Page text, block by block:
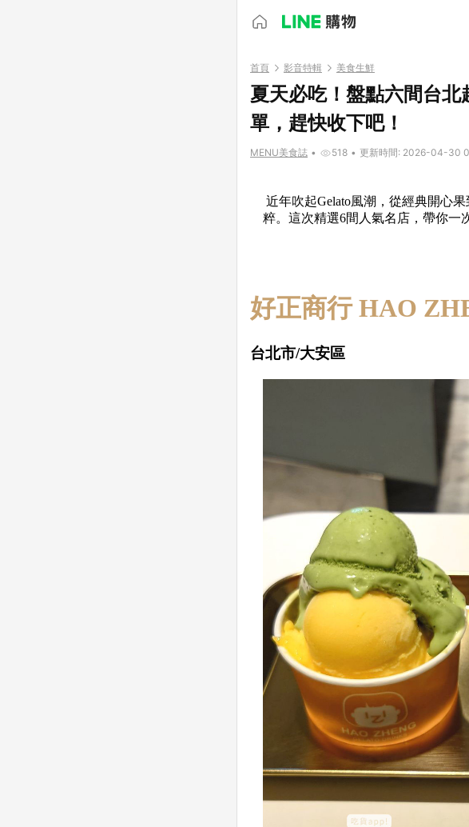
首頁 影音特輯 美食生鮮
夏天必吃！盤點六間台
單，趕快收下吧！
MENU美食誌 • 518 • 更新時間: 2026-04-30
近年吹起Gelato風潮，從經典開心
粹。這次精選6間人氣名店，帶你一
好正商行 HAO
台北市/大安區